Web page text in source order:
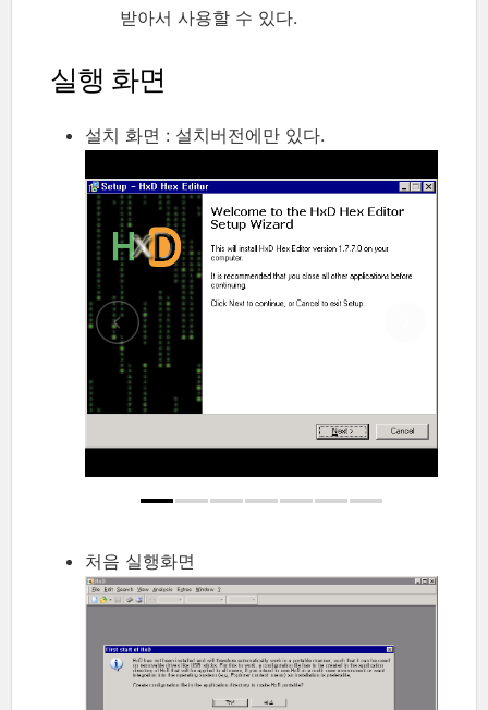
받아서 사용할 수 있다.
실행 화면
설치 화면 : 설치버전에만 있다.
처음 실행화면